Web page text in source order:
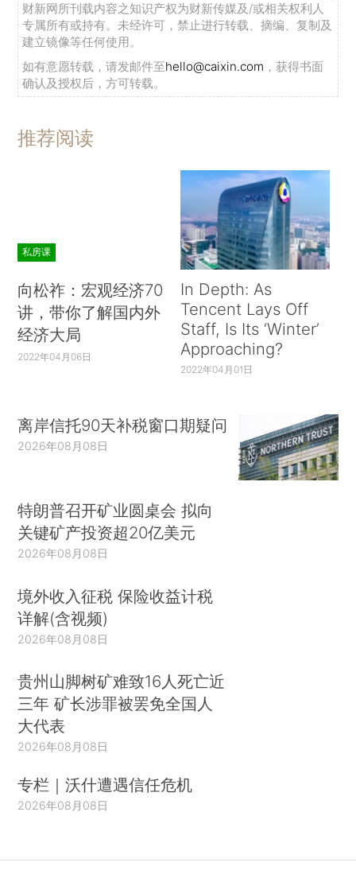
财新网所刊载内容之知识产权为财新传媒及/或相关权利人
专属所有或持有。未经许可，禁止进行转载、摘编、复制及
建立镜像等任何使用。
如有意愿转载，请发邮件至hello@caixin.com ，获得书面
确认及授权后，方可转载。
推荐阅读
私房课
向松祚：宏观经济70
讲，带你了解国内外
经济大局
2022年04月06日
In Depth: As
Tencent Lays Off
Staff, Is Its ‘Winter’
Approaching?
2022年04月01日
离岸信托90天补税窗口期疑问
2026年08月08日
特朗普召开矿业圆桌会 拟向
关键矿产投资超20亿美元
2026年08月08日
境外收入征税 保险收益计税
详解(含视频)
2026年08月08日
贵州山脚树矿难致16人死亡近
三年 矿长涉罪被罢免全国人
大代表
2026年08月08日
专栏｜沃什遭遇信任危机
2026年08月08日